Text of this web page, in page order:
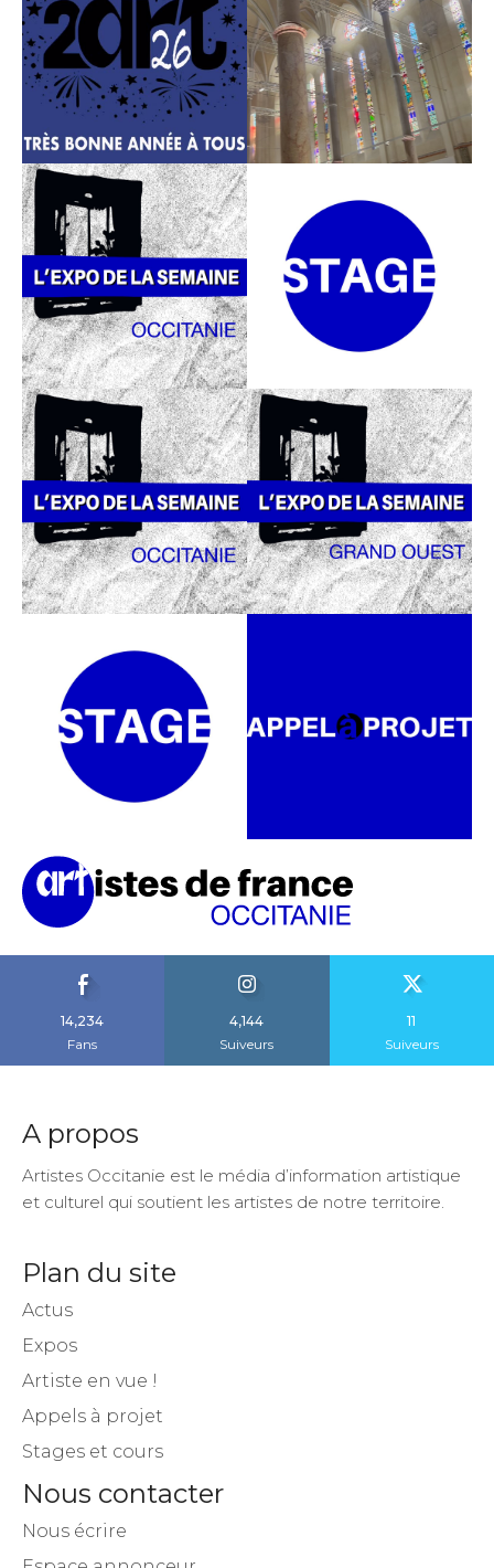
14,234
4,144
11
A propos
Artistes Occitanie est le média d’information artistique
Plan du site
Actus
Expos
Artiste en vue !
Appels à projet
Stages et cours
Nous contacter